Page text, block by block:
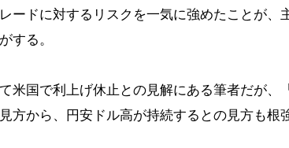
ードに対するリスクを一気に強めたことが、
する。
米国で利上げ休止との見解にある筆者だが、
方から、円安ドル高が持続するとの見方も根